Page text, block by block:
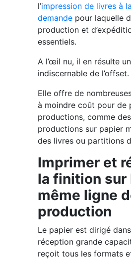
l’impression de livres à la
demande pour laquelle
production et
essentiels.
A l’œil nu, il en résulte
indiscernable de l’offset.
Elle offre de
à moindre coût pour de
productions, comme
productions sur papier
des livres ou partitions
Imprimer et
la finition sur
même ligne
production
Le papier est dirigé
réception grande
reçoit tous les formats